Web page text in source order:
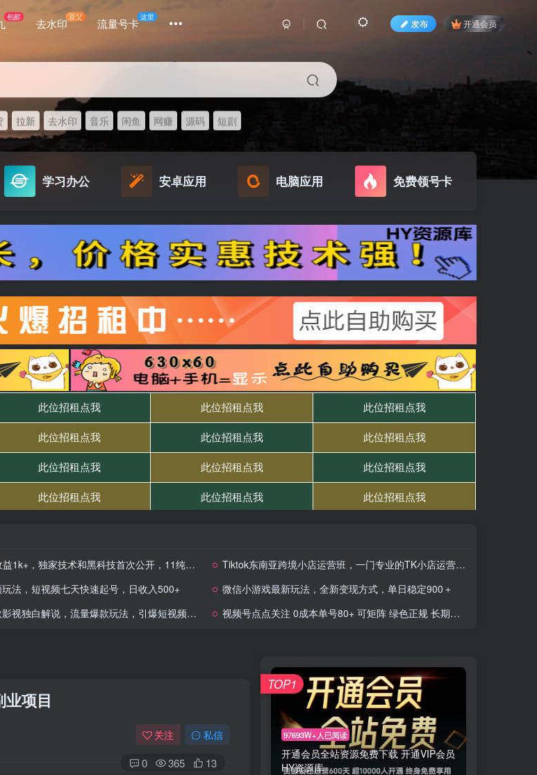
包邮 去水印豆父 流量号卡这里
发布 开通会员
拉新 去水印 音乐 闲鱼 网赚 源码 短剧
学习办公 安卓应用 电脑应用 免费领号卡
独家技术和黑科技首次公开，11纯搬，爆流爆粉嘎嘎猛，有手就能干
Tiktok东南亚跨境小店运营班，一门专业的TK小店运营培训课
法，短视频七天快速起号，日收入500+
微信小游戏最新玩法，全新变现方式，单日稳定900＋
视独白解说，流量爆款玩法，引爆短视频流量 视频号点点关注 0成本单号80+ 可矩阵 绿色正规 长期稳定
项目
关注 私信
0 365 13
97693W+人已阅读
开通会员全站资源免费下载 开通VIP会员
HY资源库
TOP1